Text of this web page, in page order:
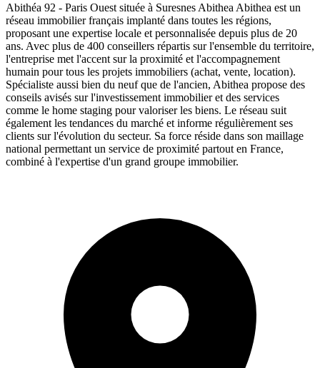
Abithéa 92 - Paris Ouest située à Suresnes Abithea Abithea est un
réseau immobilier français implanté dans toutes les régions,
proposant une expertise locale et personnalisée depuis plus de 20
ans. Avec plus de 400 conseillers répartis sur l'ensemble du territoire,
l'entreprise met l'accent sur la proximité et l'accompagnement
humain pour tous les projets immobiliers (achat, vente, location).
Spécialiste aussi bien du neuf que de l'ancien, Abithea propose des
conseils avisés sur l'investissement immobilier et des services
comme le home staging pour valoriser les biens. Le réseau suit
également les tendances du marché et informe régulièrement ses
clients sur l'évolution du secteur. Sa force réside dans son maillage
national permettant un service de proximité partout en France,
combiné à l'expertise d'un grand groupe immobilier.